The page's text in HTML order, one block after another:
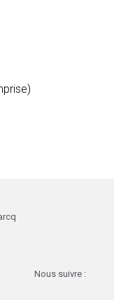
Nous suivre :